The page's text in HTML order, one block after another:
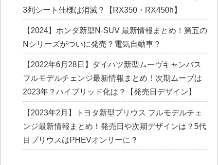
3列シート仕様は消滅？【RX350・RX450h】
【2024】ホンダ新型N-SUV 最新情報まとめ！第五の
Nシリーズがついに発売？電気自動車？
【2022年6月28日】ダイハツ新型ムーヴキャンバス
フルモデルチェンジ最新情報まとめ！次期ムーブは
2023年？ハイブリッド化は？【発売日デザイン】
【2023年2月】トヨタ新型プリウス フルモデルチェ
ンジ最新情報まとめ！発売日や次期デザインは？5代
目プリウスはPHEVオンリーに？